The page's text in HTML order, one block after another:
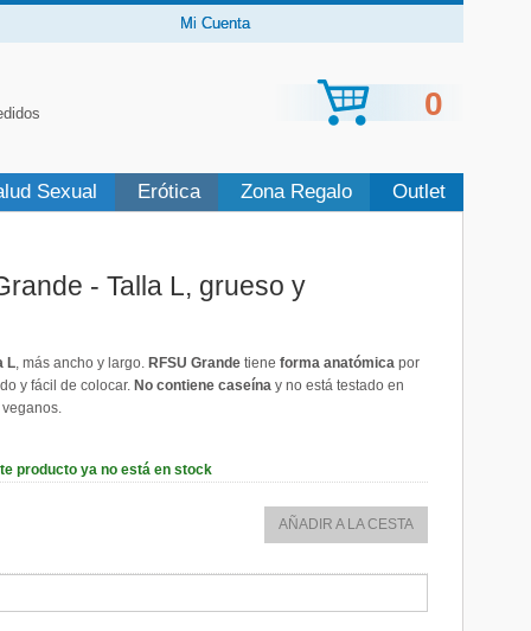
Outlet
Zona Regalo
Erótica
Sexual
Mi Cuenta
0
- Talla L, grueso y
L, más ancho y largo. RFSU Grande tiene forma anatómica por
y fácil de colocar. No contiene caseína y no está testado en
producto ya no está en stock
AÑADIR A LA CESTA